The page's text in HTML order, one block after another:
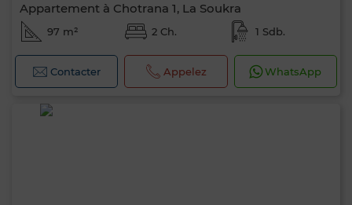
Appartement à Chotrana 1, La Soukra
97 m² 2 Ch. 1 Sdb.
Contacter Appelez WhatsApp